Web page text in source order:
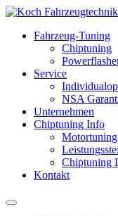
Fahrzeug-Tuning
Chiptuning
Service
NSA
Unternehmen
Chiptuning Info
Motortuning
Chiptuning
Kontakt